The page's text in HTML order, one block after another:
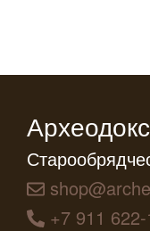
+7 911